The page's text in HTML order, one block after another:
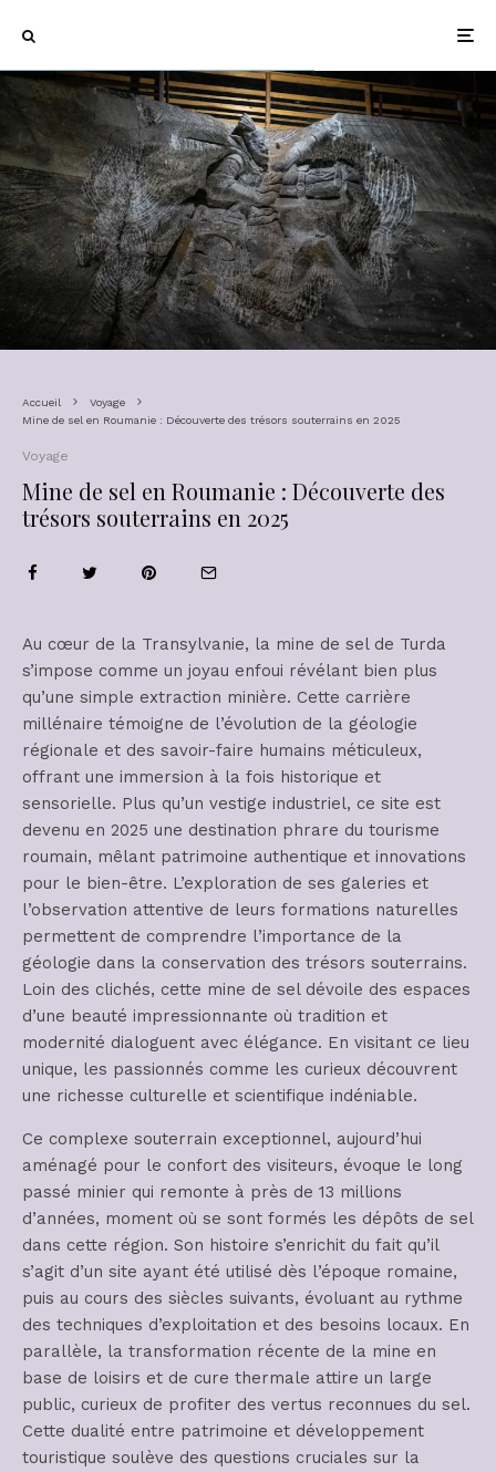
Accueil
Voyage
Mine de sel en Roumanie : Découverte des trésors souterrains en 2025
Voyage
Mine de sel en Roumanie : Découverte des
trésors souterrains en 2025
Au cœur de la Transylvanie, la mine de sel de Turda
s’impose comme un joyau enfoui révélant bien plus
qu’une simple extraction minière. Cette carrière
millénaire témoigne de l’évolution de la géologie
régionale et des savoir-faire humains méticuleux,
offrant une immersion à la fois historique et
sensorielle. Plus qu’un vestige industriel, ce site est
devenu en 2025 une destination phrare du tourisme
roumain, mêlant patrimoine authentique et innovations
pour le bien-être. L’exploration de ses galeries et
l’observation attentive de leurs formations naturelles
permettent de comprendre l’importance de la
géologie dans la conservation des trésors souterrains.
Loin des clichés, cette mine de sel dévoile des espaces
d’une beauté impressionnante où tradition et
modernité dialoguent avec élégance. En visitant ce lieu
unique, les passionnés comme les curieux découvrent
une richesse culturelle et scientifique indéniable.
Ce complexe souterrain exceptionnel, aujourd’hui
aménagé pour le confort des visiteurs, évoque le long
passé minier qui remonte à près de 13 millions
d’années, moment où se sont formés les dépôts de sel
dans cette région. Son histoire s’enrichit du fait qu’il
s’agit d’un site ayant été utilisé dès l’époque romaine,
puis au cours des siècles suivants, évoluant au rythme
des techniques d’exploitation et des besoins locaux. En
parallèle, la transformation récente de la mine en
base de loisirs et de cure thermale attire un large
public, curieux de profiter des vertus reconnues du sel.
Cette dualité entre patrimoine et développement
touristique soulève des questions cruciales sur la